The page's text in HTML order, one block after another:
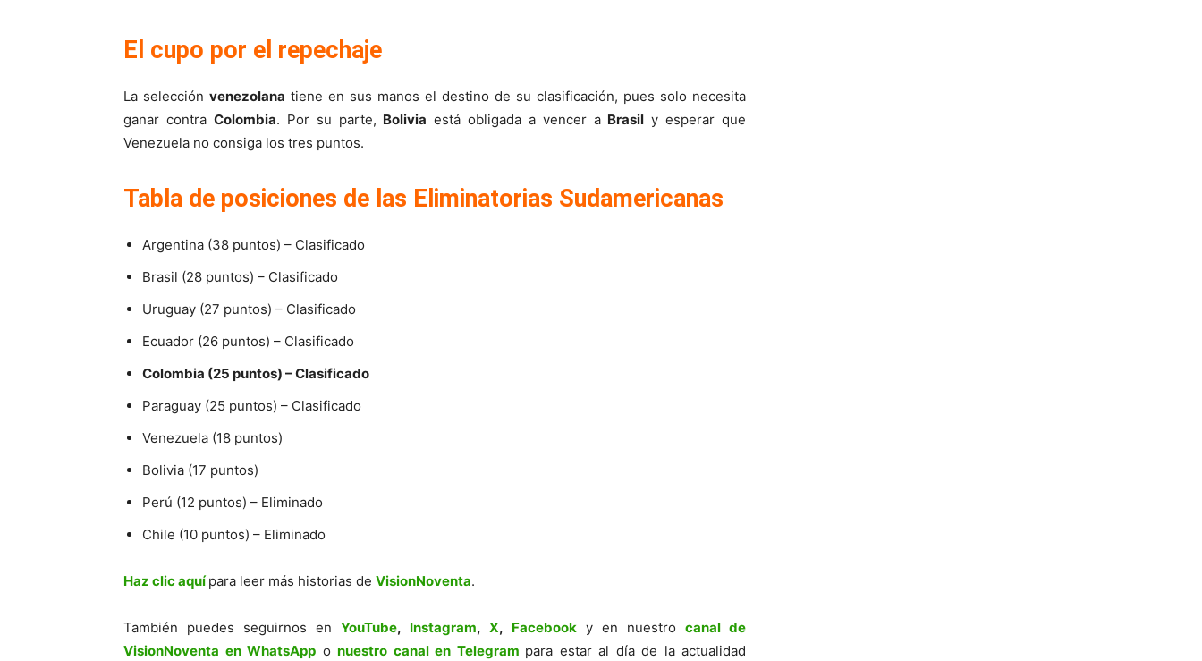
El cupo por el repechaje
La selección venezolana tiene en sus manos el destino de su clasificación, pues solo necesita
ganar contra Colombia. Por su parte, Bolivia está obligada a vencer a Brasil y esperar que
Venezuela no consiga los tres puntos.
Tabla de posiciones de las Eliminatorias Sudamericanas
Argentina (38 puntos) – Clasificado
Brasil (28 puntos) – Clasificado
Uruguay (27 puntos) – Clasificado
Ecuador (26 puntos) – Clasificado
Colombia (25 puntos) – Clasificado
Paraguay (25 puntos) – Clasificado
Venezuela (18 puntos)
Bolivia (17 puntos)
Perú (12 puntos) – Eliminado
Chile (10 puntos) – Eliminado
Haz clic aquí para leer más historias de VisionNoventa.
También puedes seguirnos en YouTube, Instagram, X, Facebook y en nuestro canal de
VisionNoventa en WhatsApp o nuestro canal en Telegram para estar al día de la actualidad